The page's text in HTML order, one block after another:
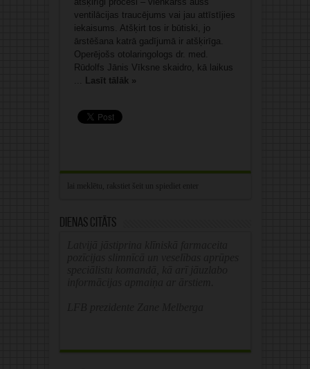
ventilācijas traucējums vai jau attīstījies
iekaisums. Atšķirt tos ir būtiski, jo
ārstēšana katrā gadījumā ir atšķirīga.
Operējošs otolaringologs dr. med.
Rūdolfs Jānis Vīksne skaidro, kā laikus
... Lasīt tālāk »
Dienas citāts